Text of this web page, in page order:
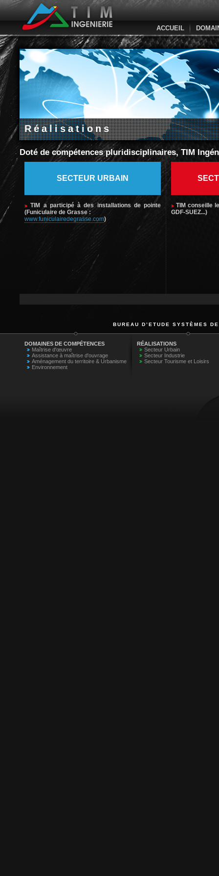
ACCUEIL
Réalisations
Doté de compétences pluridisciplinaires, TIM
SECTEUR URBAIN
TIM a participé à des installations de pointe
(Funiculaire de Grasse :
www.funiculairedegrasse.com)
TIM conseille
GDF-SUEZ...)
BUREAU D’ETUDE SYSTÈMES
DOMAINES DE COMPÉTENCES
Maîtrise d'œuvre
Assistance à maîtrise d'ouvrage
Aménagement du territoire & Urbanisme
Environnement
RÉALISATIONS
Secteur Urbain
Secteur Industrie
Secteur Tourisme et Loisirs